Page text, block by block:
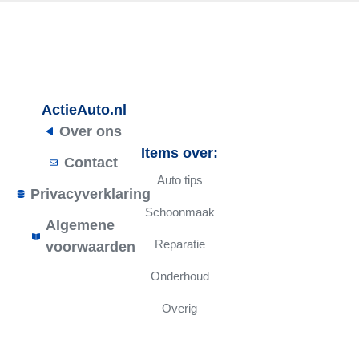
ActieAuto.nl
Over ons
Contact
Privacyverklaring
Algemene
voorwaarden
Items over:
Auto tips
Schoonmaak
Reparatie
Onderhoud
Overig